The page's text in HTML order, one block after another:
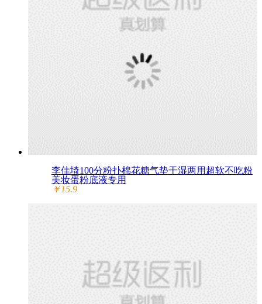
李佳埼100分粉扑棉花糖气垫干湿两用超软不吃粉
美妆蛋粉底液专用
￥15.9